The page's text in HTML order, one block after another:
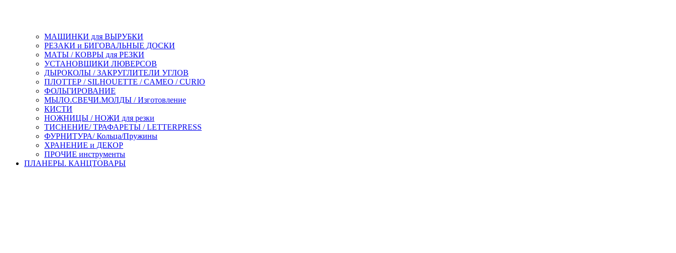
МАШИНКИ для ВЫРУБКИ
РЕЗАКИ и БИГОВАЛЬНЫЕ ДОСКИ
МАТЫ / КОВРЫ для РЕЗКИ
УСТАНОВЩИКИ ЛЮВЕРСОВ
ДЫРОКОЛЫ / ЗАКРУГЛИТЕЛИ УГЛОВ
ПЛОТТЕР / SILHOUETTE / CAMEO / CURIO
ФОЛЬГИРОВАНИЕ
МЫЛО.СВЕЧИ.МОЛДЫ / Изготовление
КИСТИ
НОЖНИЦЫ / НОЖИ для резки
ТИСНЕНИЕ/ ТРАФАРЕТЫ / LETTERPRESS
ФУРНИТУРА/ Кольца/Пружины
ХРАНЕНИЕ и ДЕКОР
ПРОЧИЕ инструменты
ПЛАНЕРЫ. КАНЦТОВАРЫ